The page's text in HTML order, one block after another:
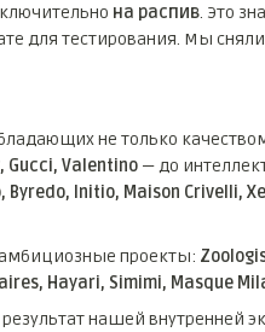
на распив. Это
для тестирования. Мы
не только
Gucci, Valentino— до
Byredo, Initio, Maison
проекты:
Hayari, Simimi, Masque
нашей внутренней